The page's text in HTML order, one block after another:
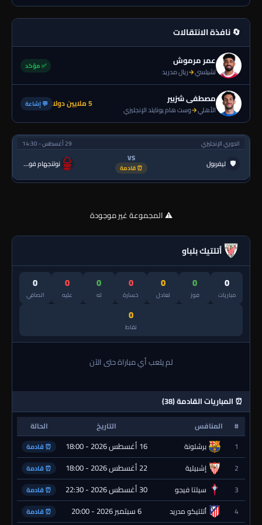
🔄 نافذة الانتقالات
عمر مرموش
تشيلسي→ريال مدريد
✅ مؤكد
مصطفى شزبير
الأهلي→وست هام يونايتد الإنجليزي 5 ملايين دولا 💬 إشاعة
الدوري الإنجليزي 29 أغسطس - 14:30
🛡 ليفربول VS
⏰ قادمة نوتنجهام فورست
⚠️ المجموعة غير موجودة
أتلتيك بلباو
0
مباريات
0
فوز
0
تعادل
0
خسارة
0
له
0
عليه
0
الصافي
0
نقاط
لم يلعب أي مباراة حتى الآن
⏰ المباريات القادمة (38)
# المنافس التاريخ
الحالة
1
برشلونة 16 أغسطس 2026 - 18:00 ⏰ قادمة
2 إشبيلية 22 أغسطس 2026 - 18:00 ⏰ قادمة
3 سيلتا فيجو 30 أغسطس 2026 - 22:30 ⏰ قادمة
4 أتلتيكو مدريد 6 سبتمبر 2026 - 20:00 ⏰ قادمة